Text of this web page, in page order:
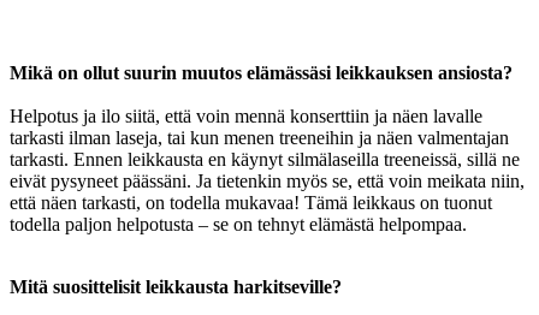
Mikä on ollut suurin muutos elämässäsi leikkauksen ansiosta?
Helpotus ja ilo siitä, että voin mennä konserttiin ja näen lavalle
tarkasti ilman laseja, tai kun menen treeneihin ja näen valmentajan
tarkasti. Ennen leikkausta en käynyt silmälaseilla treeneissä, sillä ne
eivät pysyneet päässäni. Ja tietenkin myös se, että voin meikata niin,
että näen tarkasti, on todella mukavaa! Tämä leikkaus on tuonut
todella paljon helpotusta – se on tehnyt elämästä helpompaa.
Mitä suosittelisit leikkausta harkitseville?